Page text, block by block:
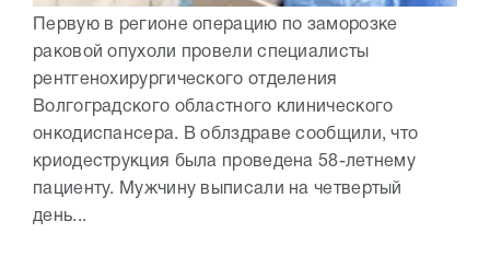
Первую в регионе операцию по заморозке
раковой опухоли провели специалисты
рентгенохирургического отделения
Волгоградского областного клинического
онкодиспансера. В облздраве сообщили, что
криодеструкция была проведена 58-летнему
пациенту. Мужчину выписали на четвертый
день...